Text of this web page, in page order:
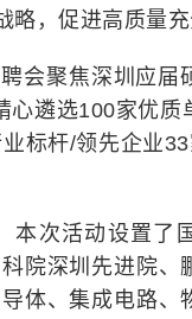
，促进高质量充
会聚焦深圳应届
遴选100家优质
标杆/领先企业
本次活动设置了
院深圳先进院、
体、集成电路、